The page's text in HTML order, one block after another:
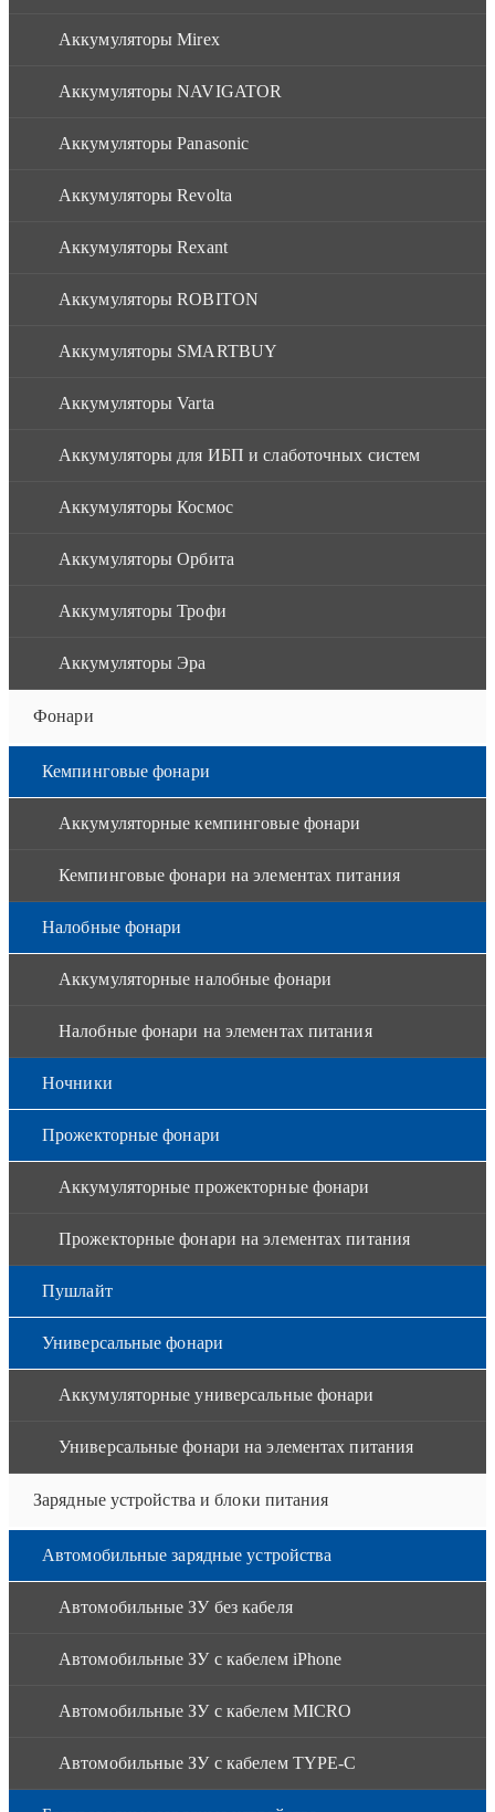
Аккумуляторы Mirex
Аккумуляторы NAVIGATOR
Аккумуляторы Panasonic
Аккумуляторы Revolta
Аккумуляторы Rexant
Аккумуляторы ROBITON
Аккумуляторы SMARTBUY
Аккумуляторы Varta
Аккумуляторы для ИБП и слаботочных систем
Аккумуляторы Космос
Аккумуляторы Орбита
Аккумуляторы Трофи
Аккумуляторы Эра
Фонари
Кемпинговые фонари
Аккумуляторные кемпинговые фонари
Кемпинговые фонари на элементах питания
Налобные фонари
Аккумуляторные налобные фонари
Налобные фонари на элементах питания
Ночники
Прожекторные фонари
Аккумуляторные прожекторные фонари
Прожекторные фонари на элементах питания
Пушлайт
Универсальные фонари
Аккумуляторные универсальные фонари
Универсальные фонари на элементах питания
Зарядные устройства и блоки питания
Автомобильные зарядные устройства
Автомобильные ЗУ без кабеля
Автомобильные ЗУ с кабелем iPhone
Автомобильные ЗУ с кабелем MICRO
Автомобильные ЗУ с кабелем TYPE-C